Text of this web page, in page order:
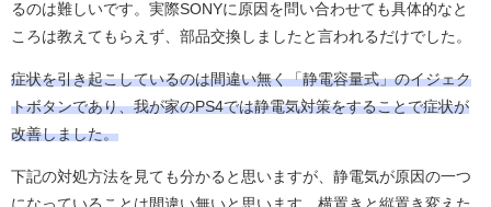
るのは難しいです。実際SONYに原因を問い合わせても具体的なと
ころは教えてもらえず、部品交換しましたと言われるだけでした。
症状を引き起こしているのは間違い無く「静電容量式」のイジェク
トボタンであり、我が家のPS4では静電気対策をすることで症状が
改善しました。
下記の対処方法を見ても分かると思いますが、 静電気が原因の一つ
になっていることは間違い無いと思います。横置きと縦置き変えた